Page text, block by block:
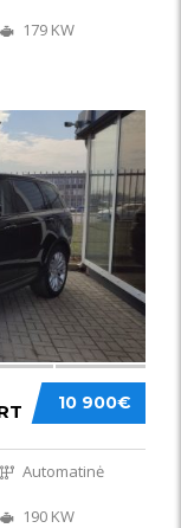
179 KW
10 900€
Automatinė
190 KW